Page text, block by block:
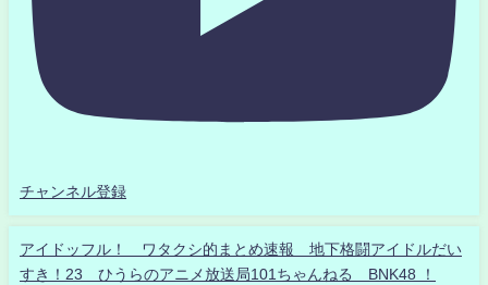
チャンネル登録
アイドッフル！ ワタクシ的まとめ速報 地下格闘アイドルだい
すき！23 ひうらのアニメ放送局101ちゃんねる BNK48 ！